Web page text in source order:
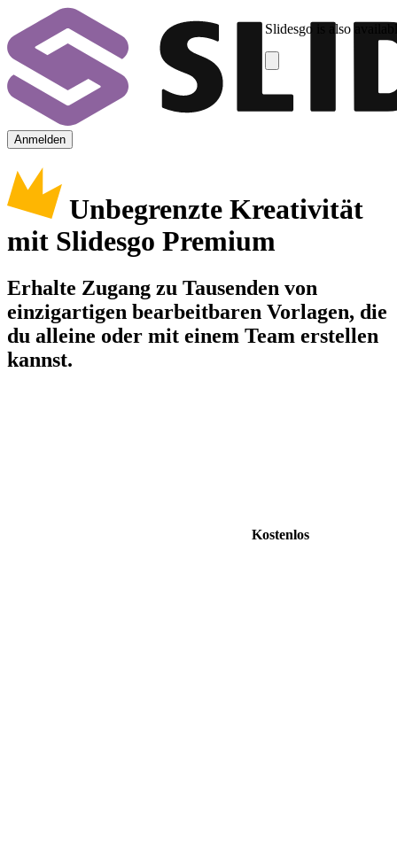
Slidesgo is also
Anmelden
Unbegrenzte Kreativität
mit Slidesgo Premium
Erhalte Zugang zu Tausenden von
einzigartigen bearbeitbaren Vorlagen, die
du alleine oder mit einem Team erstellen
kannst.
Kostenlos